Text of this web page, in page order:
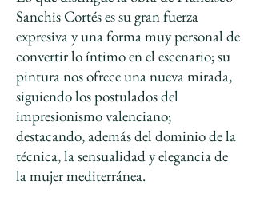
Sanchis Cortés es su gran fuerza
expresiva y una forma muy personal de
convertir lo íntimo en el escenario; su
pintura nos ofrece una nueva mirada,
siguiendo los postulados del
impresionismo valenciano;
destacando, además del dominio de la
técnica, la sensualidad y elegancia de
la mujer mediterránea.